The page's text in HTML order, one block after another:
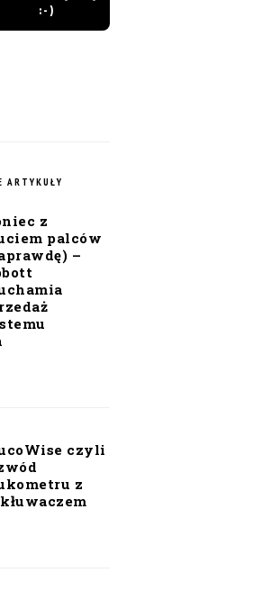
ARTYKUŁY
z
palców
–
czyli
z